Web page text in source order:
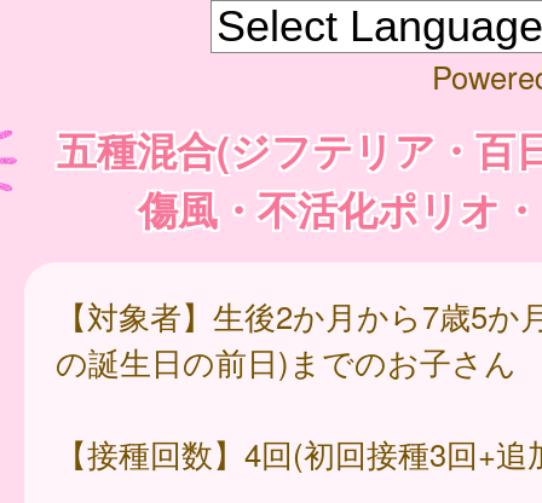
五種混合(ジフテリア・百
傷風・不活化ポリオ
【対象者】生後2か月から7歳5か
の誕生日の前日)までのお子さん
【接種回数】4回(初回接種3回+